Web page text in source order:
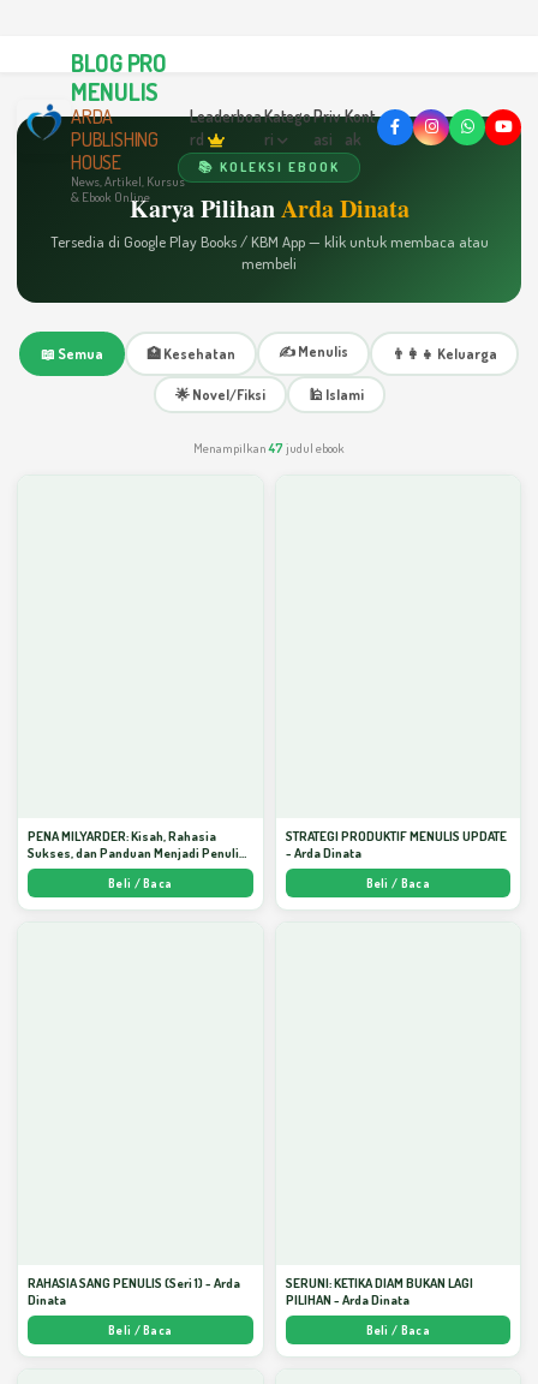
BLOG PRO
MENULIS
ARDA
PUBLISHING
HOUSE
News, Artikel, Kursus
& Ebook Online
Leaderboa
rd
Katego
ri
Priv
asi
Kont
ak
📚 KOLEKSI EBOOK
Karya PilihanArda Dinata
Tersedia di Google Play Books / KBM App — klik untuk membaca atau
membeli
📖 Semua 🏥 Kesehatan ✍️ Menulis 👨‍👩‍👧 Keluarga
🌟 Novel/Fiksi 🕌 Islami
Menampilkan47 judul ebook
PENA MILYARDER: Kisah, Rahasia
Sukses, dan Panduan Menjadi Penulis 1
Milyar di KBM App dari Nol - Arda Dinata
Beli / Baca
STRATEGI PRODUKTIF MENULIS UPDATE
- Arda Dinata
Beli / Baca
RAHASIA SANG PENULIS (Seri 1) - Arda
Dinata
Beli / Baca
SERUNI: KETIKA DIAM BUKAN LAGI
PILIHAN - Arda Dinata
Beli / Baca